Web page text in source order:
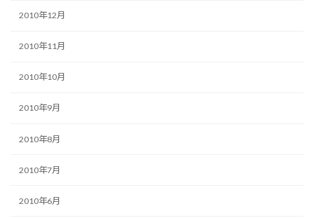
2010年12月
2010年11月
2010年10月
2010年9月
2010年8月
2010年7月
2010年6月